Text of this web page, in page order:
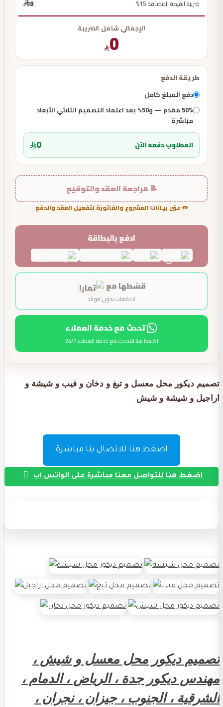
ضريبة القيمة المضافة 15%
0
الإجمالي شامل الضريبة
0
طريقة الدفع
دفع المبلغ كامل
50% مقدم — و50% بعد اعتماد التصميم الثلاثي الأبعاد
مباشرة
المطلوب دفعه الآن 0
📝 مراجعة العقد والتوقيع
✏️ عبّئ بيانات المشروع والفاتورة لتفعيل العقد والدفع
ادفع بالبطاقة
قسّطها مع
٤ دفعات بدون فوائد
تحدث مع خدمة العملاء
اضغط هنا للتحدث مع خدمة العملاء 24/7
تصميم ديكور محل معسل و تبغ و دخان و فيب و شيشة و
اراجيل و شيشة و شيش
اضغط هنا للاتصال بنا مباشرة
اضغط هنا للتواصل معنا مباشرة على الواتس اب
تصميم ديكور محل معسل و شيش ،
مهندس ديكور جدة ، الرياض ، الدمام ،
الشرقية ، الجنوب ، جيزان ، نجران ،